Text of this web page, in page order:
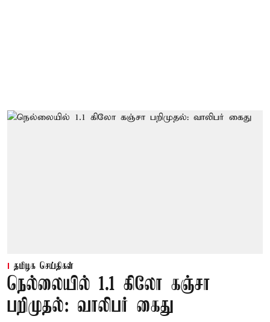
தமிழக செய்திகள்
நெல்லையில் 1.1 கிலோ கஞ்சா
பறிமுதல்: வாலிபர் கைது